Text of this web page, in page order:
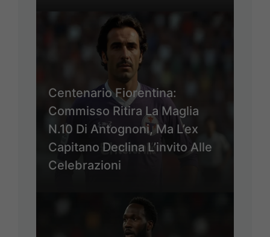
Centenario Fiorentina:
Commisso Ritira La Maglia
N.10 Di Antognoni, Ma L’ex
Capitano Declina L’invito Alle
Celebrazioni